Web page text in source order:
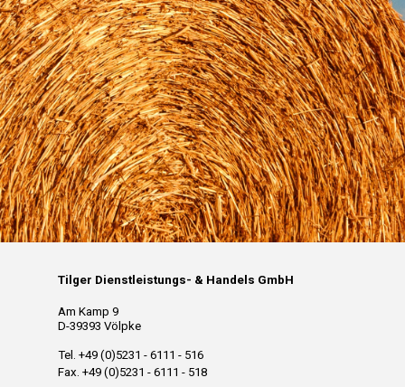
Tilger Dienstleistungs- & Handels GmbH
Am Kamp 9
D-39393 Völpke
Tel. +49 (0)5231 - 6111 - 516
Fax. +49 (0)5231 - 6111 - 518